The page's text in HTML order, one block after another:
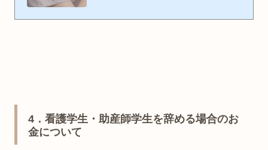
ていきたいと思います。 看護師・助産師が仕事を辞めたいときに考
4 ．看護学生・助産師学生を辞める場合のお
金について